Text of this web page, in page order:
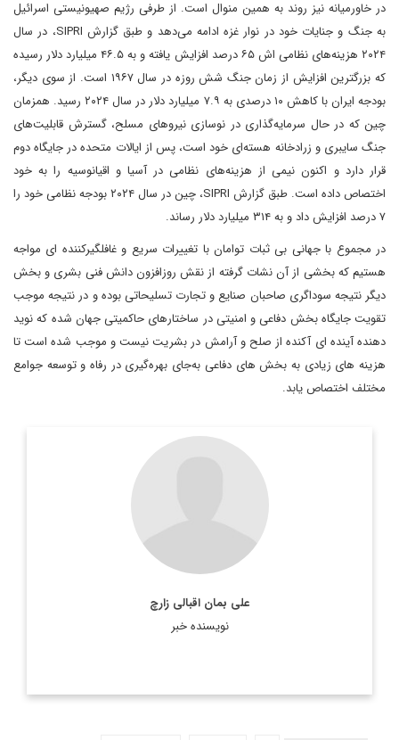
در خاورمیانه نیز روند به همین منوال است. از طرفی رژیم صهیونیستی اسرائیل
به جنگ و جنایات خود در نوار غزه ادامه می‌دهد و طبق گزارش SIPRI، در سال
۲۰۲۴ هزینه‌های نظامی اش ۶۵ درصد افزایش یافته و به ۴۶.۵ میلیارد دلار رسیده
که بزرگترین افزایش از زمان جنگ شش روزه در سال ۱۹۶۷ است. از سوی دیگر،
بودجه ایران با کاهش ۱۰ درصدی به ۷.۹ میلیارد دلار در سال ۲۰۲۴ رسید. همزمان
چین که در حال سرمایه‌گذاری در نوسازی نیروهای مسلح، گسترش قابلیت‌های
جنگ سایبری و زرادخانه هسته‌ای خود است، پس از ایالات متحده در جایگاه دوم
قرار دارد و اکنون نیمی از هزینه‌های نظامی در آسیا و اقیانوسیه را به خود
اختصاص داده است. طبق گزارش SIPRI، چین در سال ۲۰۲۴ بودجه نظامی خود را
۷ درصد افزایش داد و به ۳۱۴ میلیارد دلار رساند.
در مجموع با جهانی بی ثبات توامان با تغییرات سریع و غافلگیرکننده ای مواجه
هستیم که بخشی از آن نشات گرفته از نقش روزافزون دانش فنی بشری و بخش
دیگر نتیجه سوداگری صاحبان صنایع و تجارت تسلیحاتی بوده و در نتیجه موجب
تقویت جایگاه بخش دفاعی و امنیتی در ساختارهای حاکمیتی جهان شده که نوید
دهنده آینده ای آکنده از صلح و آرامش در بشریت نیست و موجب شده است تا
هزینه های زیادی به بخش های دفاعی به‌جای بهره‌گیری در رفاه و توسعه جوامع
مختلف اختصاص یابد.
علی بمان اقبالی زارچ
نویسنده خبر
دیپلمات و کارشناس ارشد یورآسیا